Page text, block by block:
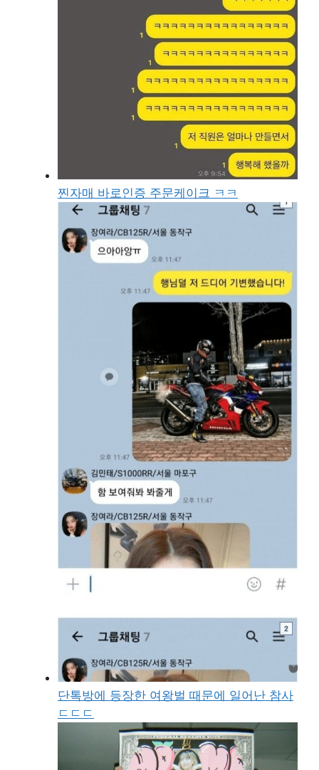
찐자매 바로인증 주문케이크 ㅋㅋ
단톡방에 등장한 여왕벌 때문에 일어난 참사
ㄷㄷㄷ